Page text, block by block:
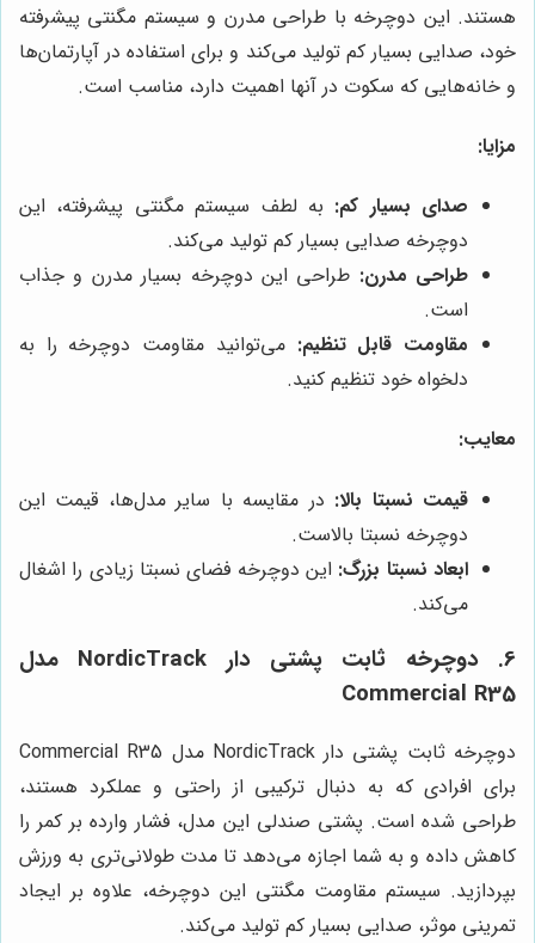
هستند. این دوچرخه با طراحی مدرن و سیستم مگنتی پیشرفته
خود، صدایی بسیار کم تولید می‌کند و برای استفاده در آپارتمان‌ها
و خانه‌هایی که سکوت در آنها اهمیت دارد، مناسب است.
مزایا:
صدای بسیار کم: به لطف سیستم مگنتی پیشرفته، این
دوچرخه صدایی بسیار کم تولید می‌کند.
طراحی مدرن: طراحی این دوچرخه بسیار مدرن و جذاب
است.
مقاومت قابل تنظیم: می‌توانید مقاومت دوچرخه را به
دلخواه خود تنظیم کنید.
معایب:
قیمت نسبتا بالا: در مقایسه با سایر مدل‌ها، قیمت این
دوچرخه نسبتا بالاست.
ابعاد نسبتا بزرگ: این دوچرخه فضای نسبتا زیادی را اشغال
می‌کند.
6. دوچرخه ثابت پشتی دار NordicTrack مدل
Commercial R35
دوچرخه ثابت پشتی دار NordicTrack مدل Commercial R35
برای افرادی که به دنبال ترکیبی از راحتی و عملکرد هستند،
طراحی شده است. پشتی صندلی این مدل، فشار وارده بر کمر را
کاهش داده و به شما اجازه می‌دهد تا مدت طولانی‌تری به ورزش
بپردازید. سیستم مقاومت مگنتی این دوچرخه، علاوه بر ایجاد
تمرینی موثر، صدایی بسیار کم تولید می‌کند.